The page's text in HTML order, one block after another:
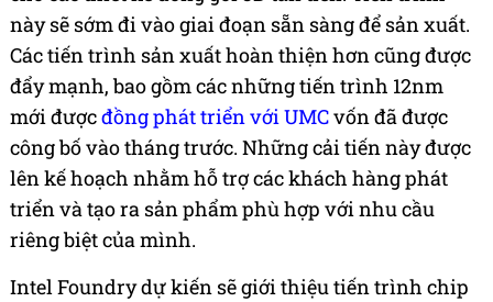
này sẽ sớm đi vào giai đoạn sẵn sàng để sản xuất.
Các tiến trình sản xuất hoàn thiện hơn cũng được
đẩy mạnh, bao gồm các những tiến trình 12nm
mới đượcđồng phát triển với UMCvốn đã được
công bố vào tháng trước. Những cải tiến này được
lên kế hoạch nhằm hỗ trợ các khách hàng phát
triển và tạo ra sản phẩm phù hợp với nhu cầu
riêng biệt của mình.
Intel Foundry dự kiến sẽ giới thiệu tiến trình chip